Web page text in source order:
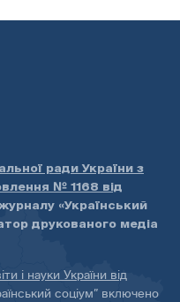
ради України з
№ 1168 від
«Український
друкованого медіа
і науки України від
соціум” включено